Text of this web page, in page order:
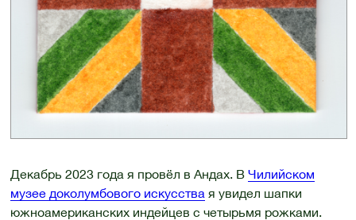
Декабрь 2023 года я провёл в Андах. В Чилийском
музее доколумбового искусства я увидел шапки
южноамериканских индейцев с четырьмя рожками.